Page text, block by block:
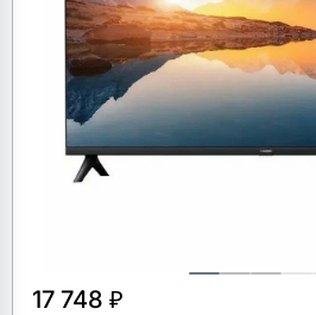
17 748 ₽